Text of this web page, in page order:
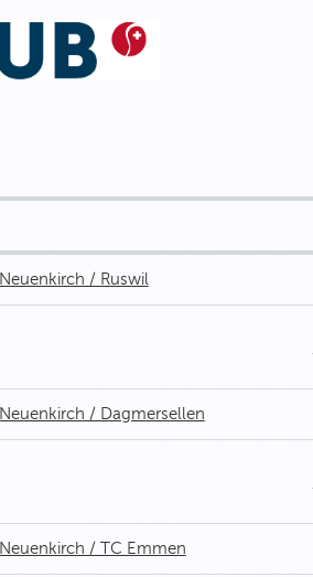
Neuenkirch / Ruswil
Neuenkirch / Dagmersellen
Neuenkirch / TC Emmen